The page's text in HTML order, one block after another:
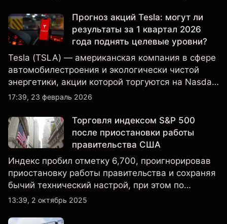
Прогноз акций Tesla: могут ли
результаты за 1 квартал 2026
года поднять целевые уровни?
Tesla (TSLA) — американская компания в сфере
автомобилестроения и экологически чистой
энергетики, акции которой торгуются на Nasdaq
и находятся под пристальным вниманием
результатами, данными о поставках и развитием
технологий и производства.
17:39, 23 февраль 2026
Торговля индексом S&P 500
после приостановки работы
правительства США
Индекс пробил отметку 6,700, проигнорировав
приостановку работы правительства и сохраняя
бычий технический настрой, при этом по
настроениям клиенты остаются
13:39, 2 октябрь 2025